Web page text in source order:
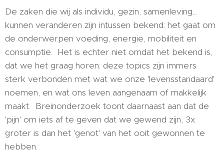
De zaken die wij als individu, gezin, samenleving...
kunnen veranderen zijn intussen bekend: het gaat om
de onderwerpen voeding, energie, mobiliteit en
consumptie. Het is echter niet omdat het bekend is,
dat we het graag horen: deze topics zijn immers
sterk verbonden met wat we onze 'levensstandaard'
noemen, en wat ons leven aangenaam of makkelijk
maakt. Breinonderzoek toont daarnaast aan dat de
'pijn' om iets af te geven dat we gewend zijn, 3x
groter is dan het 'genot' van het ooit gewonnen te
hebben.